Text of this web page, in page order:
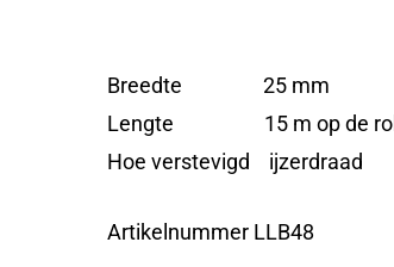
Breedte 25 mm
Lengte 15 m op de rol
Hoe verstevigd ijzerdraad
Artikelnummer LLB48